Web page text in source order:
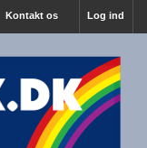
Log ind
Kontakt os